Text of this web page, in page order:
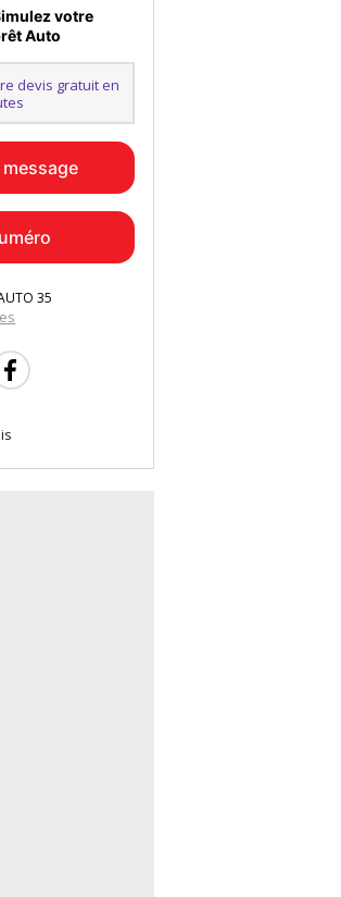
votre
Auto
devis gratuit en
35